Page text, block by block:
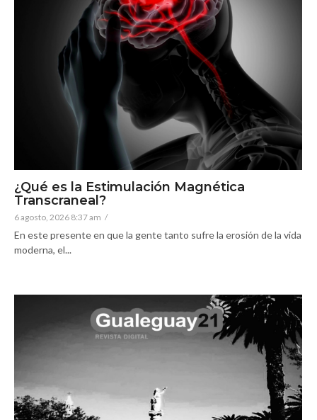
¿Qué es la Estimulación Magnética
Transcraneal?
6 agosto, 2026 8:37 am /
En este presente en que la gente tanto sufre la erosión de la vida
moderna, el...